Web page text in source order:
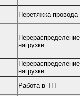
Перетяжка провода
Перераспределение
нагрузки
Перераспределение
нагрузки
Работа в ТП